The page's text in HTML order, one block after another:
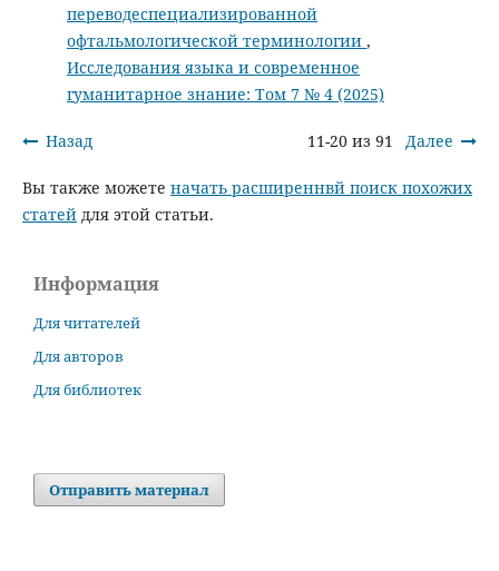
переводеспециализированной
офтальмологической терминологии ,
Исследования языка и современное
гуманитарное знание: Том 7 № 4 (2025)
Назад 11-20 из 91 Далее
Вы также можете начать расширеннвй поиск похожих
статейдля этой статьи.
Информация
Для читателей
Для авторов
Для библиотек
Отправить материал